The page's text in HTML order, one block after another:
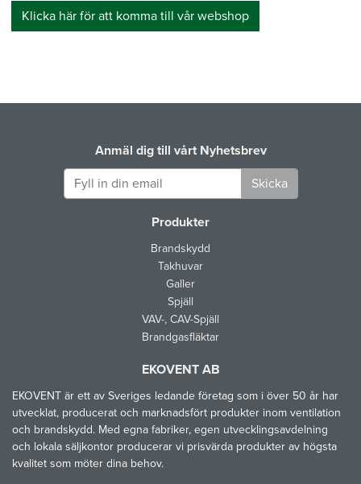
Klicka här för att komma till vår webshop
Anmäl dig till vårt Nyhetsbrev
Skicka
Produkter
Brandskydd
Takhuvar
Galler
Spjäll
VAV-, CAV-Spjäll
Brandgasfläktar
EKOVENT AB
EKOVENT är ett av Sveriges ledande företag som i över 50 år har
utvecklat, producerat och marknadsfört produkter inom ventilation
och brandskydd. Med egna fabriker, egen utvecklingsavdelning
och lokala säljkontor producerar vi prisvärda produkter av högsta
kvalitet som möter dina behov.